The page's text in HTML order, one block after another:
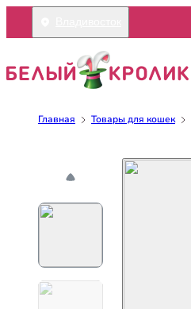
Главная Товары для кошек